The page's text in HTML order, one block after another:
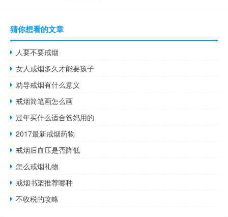
猜你想看的文章
人要不要戒烟
女人戒烟多久才能要孩子
劝导戒烟有什么意义
戒烟简笔画怎么画
过年买什么适合爸妈用的
2017最新戒烟药物
戒烟后血压是否降低
怎么戒烟礼物
戒烟书架推荐哪种
不收税的攻略